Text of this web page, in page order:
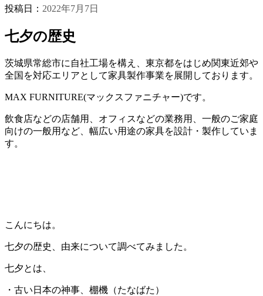
投稿日： 2022年7月7日
七夕の歴史
茨城県常総市に自社工場を構え、東京都をはじめ関東近郊や
全国を対応エリアとして家具製作事業を展開しております。
MAX FURNITURE(マックスファニチャー)です。
飲食店などの店舗用、オフィスなどの業務用、一般のご家庭
向けの一般用など、幅広い用途の家具を設計・製作していま
す。
こんにちは。
七夕の歴史、由来について調べてみました。
七夕とは、
・古い日本の神事、棚機（たなばた）